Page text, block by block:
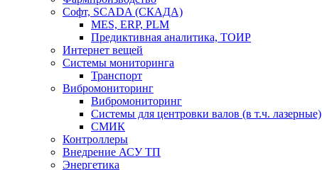
Софт, SCADA (СКАДА)
MES, ERP, PLM
Предиктивная аналитика, ТОИР
Интернет вещей
Системы мониторинга
Транспорт
Вибромониторинг
Вибромониторинг
Системы для центровки валов (в т.ч. лазерные)
СМИК
Контроллеры
Внедрение АСУ ТП
Энергетика